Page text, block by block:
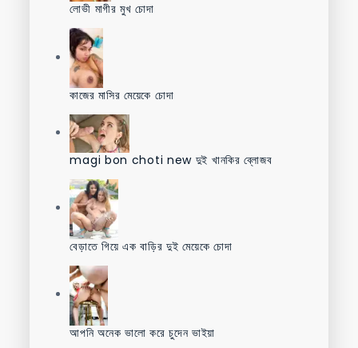
লোভী মাগীর মুখ চোদা
কাজের মাসির মেয়েকে চোদা
magi bon choti new দুই খানকির ব্লোজব
বেড়াতে গিয়ে এক বাড়ির দুই মেয়েকে চোদা
আপনি অনেক ভালো করে চুদেন ভাইয়া